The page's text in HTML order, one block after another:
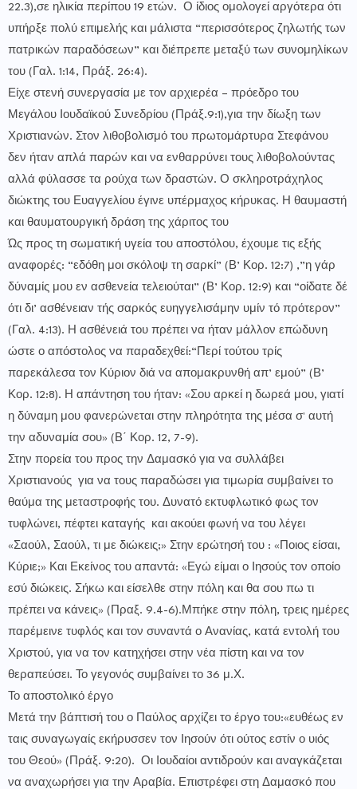
22.3),σε ηλικία περίπου 19 ετών. Ο ίδιος ομολογεί αργότερα ότι
υπήρξε πολύ επιμελής και μάλιστα “περισσότερος ζηλωτής των
πατρικών παραδόσεων” και διέπρεπε μεταξύ των συνομηλίκων
του (Γαλ. 1:14, Πράξ. 26:4).
Είχε στενή συνεργασία με τον αρχιερέα – πρόεδρο του
Μεγάλου Ιουδαϊκού Συνεδρίου (Πράξ.9:1),για την δίωξη των
Χριστιανών. Στον λιθοβολισμό του πρωτομάρτυρα Στεφάνου
δεν ήταν απλά παρών και να ενθαρρύνει τους λιθοβολούντας
αλλά φύλασσε τα ρούχα των δραστών. Ο σκληροτράχηλος
διώκτης του Ευαγγελίου έγινε υπέρμαχος κήρυκας. Η θαυμαστή
και θαυματουργική δράση της χάριτος του
Ώς προς τη σωματική υγεία του αποστόλου, έχουμε τις εξής
αναφορές: “εδόθη μοι σκόλοψ τη σαρκί” (Β’ Κορ. 12:7) ,”η γάρ
δύναμίς μου εν ασθενεία τελειούται” (Β’ Κορ. 12:9) και “οίδατε δέ
ότι δι’ ασθένειαν τής σαρκός ευηγγελισάμην υμίν τό πρότερον”
(Γαλ. 4:13). Η ασθένειά του πρέπει να ήταν μάλλον επώδυνη
ώστε ο απόστολος να παραδεχθεί:“Περί τούτου τρίς
παρεκάλεσα τον Κύριον διά να απομακρυνθή απ’ εμού” (Β’
Κορ. 12:8). Η απάντηση του ήταν: «Σου αρκεί η δωρεά μου, γιατί
η δύναμη μου φανερώνεται στην πληρότητα της μέσα σ' αυτή
την αδυναμία σου» (Β΄ Κορ. 12, 7-9).
Στην πορεία του προς την Δαμασκό για να συλλάβει
Χριστιανούς για να τους παραδώσει για τιμωρία συμβαίνει το
θαύμα της μεταστροφής του. Δυνατό εκτυφλωτικό φως τον
τυφλώνει, πέφτει καταγής και ακούει φωνή να του λέγει
«Σαούλ, Σαούλ, τι με διώκεις;» Στην ερώτησή του : «Ποιος είσαι,
Κύριε;» Και Εκείνος του απαντά: «Εγώ είμαι ο Ιησούς τον οποίο
εσύ διώκεις. Σήκω και είσελθε στην πόλη και θα σου πω τι
πρέπει να κάνεις» (Πραξ. 9.4-6).Μπήκε στην πόλη, τρεις ημέρες
παρέμεινε τυφλός και τον συναντά ο Ανανίας, κατά εντολή του
Χριστού, για να τον κατηχήσει στην νέα πίστη και να τον
θεραπεύσει. Το γεγονός συμβαίνει το 36 μ.Χ.
Το αποστολικό έργο
Μετά την βάπτισή του ο Παύλος αρχίζει το έργο του:«ευθέως εν
ταις συναγωγαίς εκήρυσσεν τον Ιησούν ότι ούτος εστίν ο υιός
του Θεού» (Πράξ. 9:20). Οι Ιουδαίοι αντιδρούν και αναγκάζεται
να αναχωρήσει για την Αραβία. Επιστρέφει στη Δαμασκό που